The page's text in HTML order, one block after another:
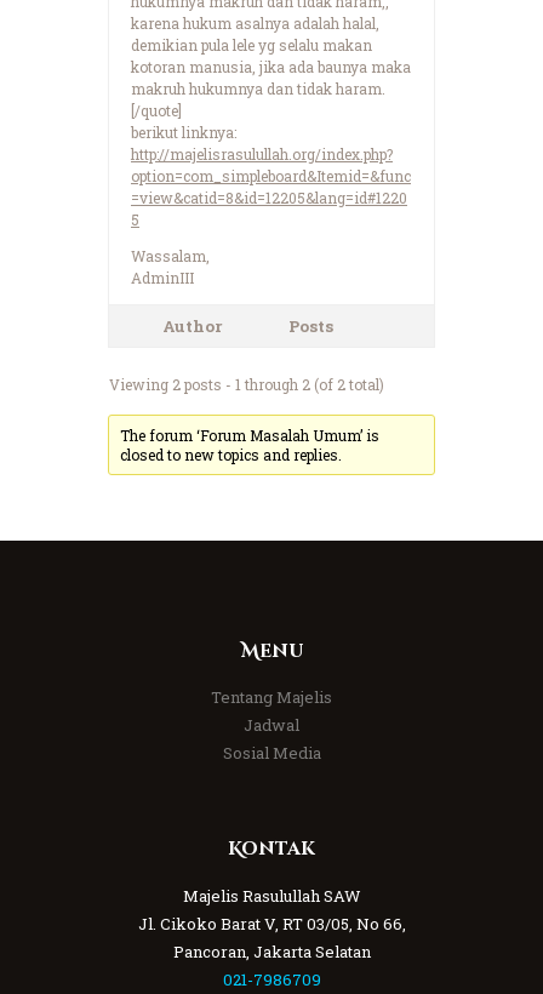
karena hukum asalnya adalah halal,
demikian pula lele yg selalu makan
kotoran manusia, jika ada baunya maka
makruh hukumnya dan tidak haram.
[/quote]
berikut linknya:
http://majelisrasulullah.org/index.php?
option=com_simpleboard&Itemid=&func
=view&catid=8&id=12205&lang=id#1220
5
Wassalam,
AdminIII
Author Posts
Viewing 2 posts - 1 through 2 (of 2 total)
The forum ‘Forum Masalah Umum’ is
closed to new topics and replies.
Menu
Tentang Majelis
Jadwal
Sosial Media
Kontak
Majelis Rasulullah SAW
Jl. Cikoko Barat V, RT 03/05, No 66,
Pancoran, Jakarta Selatan
021-7986709